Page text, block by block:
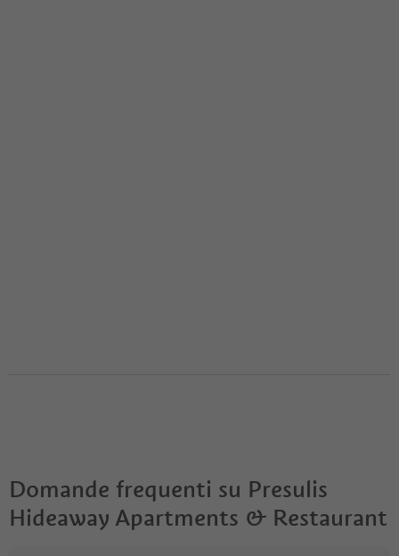
Domande frequenti su Presulis
Hideaway Apartments & Restaurant